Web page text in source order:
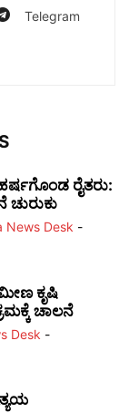
Telegram
ರೈತರು:
News Desk -
ಕೃಷಿ
ಚಾಲನೆ
Desk -